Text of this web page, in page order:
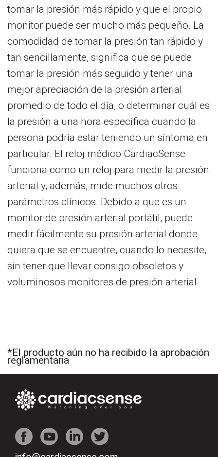
tomar la presión más rápido y que el propio
monitor puede ser mucho más pequeño. La
comodidad de tomar la presión tan rápido y
tan sencillamente, significa que se puede
tomar la presión más seguido y tener una
mejor apreciación de la presión arterial
promedio de todo el día, o determinar cuál es
la presión a una hora específica cuando la
persona podría estar teniendo un síntoma en
particular. El reloj médico CardiacSense
funciona como un reloj para medir la presión
arterial y, además, mide muchos otros
parámetros clínicos. Debido a que es un
monitor de presión arterial portátil, puede
medir fácilmente su presión arterial donde
quiera que se encuentre, cuando lo necesite,
sin tener que llevar consigo obsoletos y
voluminosos monitores de presión arterial.
*El producto aún no ha recibido la aprobación
reglamentaria